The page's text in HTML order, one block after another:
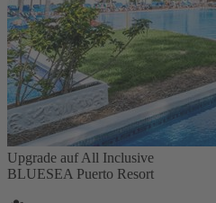
Upgrade auf All Inclusive
BLUESEA Puerto Resort